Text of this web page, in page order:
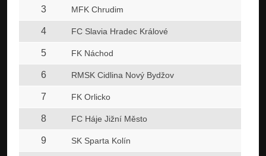
3 MFK Chrudim
4 FC Slavia Hradec Králové
5 FK Náchod
6 RMSK Cidlina Nový Bydžov
7 FK Orlicko
8 FC Háje Jižní Město
9 SK Sparta Kolín